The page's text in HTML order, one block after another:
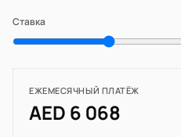
Ставка
ЕЖЕМЕСЯЧНЫЙ ПЛАТЁЖ
AED 6 068